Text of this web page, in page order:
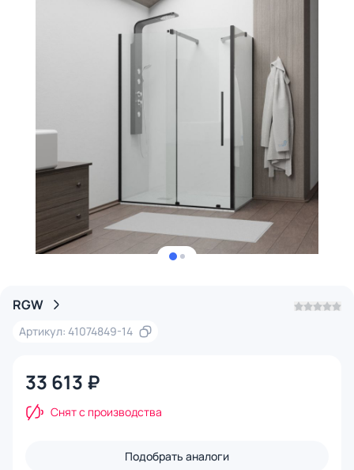
RGW
Артикул: 41074849-14
33 613 ₽
Снят с производства
Подобрать аналоги